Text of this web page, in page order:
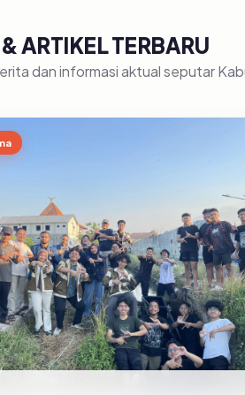
ARTIKEL TERBARU
dan informasi aktual seputar